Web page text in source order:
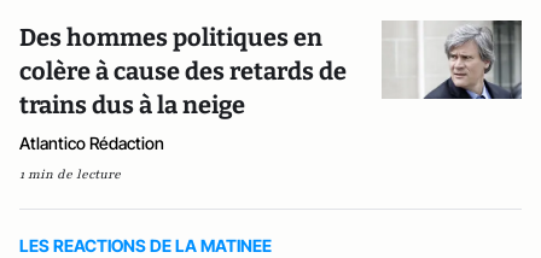
Des hommes politiques en
colère à cause des retards de
trains dus à la neige
Atlantico Rédaction
1 min de lecture
LES REACTIONS DE LA MATINEE